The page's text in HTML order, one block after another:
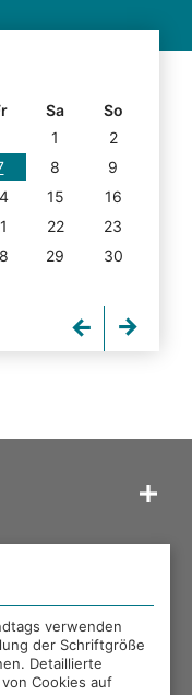
Sa
So
1
2
8
9
15
16
22
23
29
30
verwenden
der Schriftgröße
Detaillierte
Cookies auf